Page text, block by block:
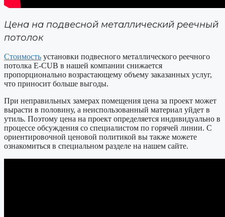
Цена на подвесной металлический реечный
потолок
Стоимость установки подвесного металлического реечного
потолка E-CUB в нашей компании снижается
пропорционально возрастающему объему заказанных услуг,
что приносит больше выгоды.
При неправильных замерах помещения цена за проект может
вырасти в половину, а неиспользованный материал уйдет в
утиль. Поэтому цена на проект определяется индивидуально в
процессе обсуждения со специалистом по горячей линии. С
ориентировочной ценовой политикой вы также можете
ознакомиться в специальном разделе на нашем сайте.